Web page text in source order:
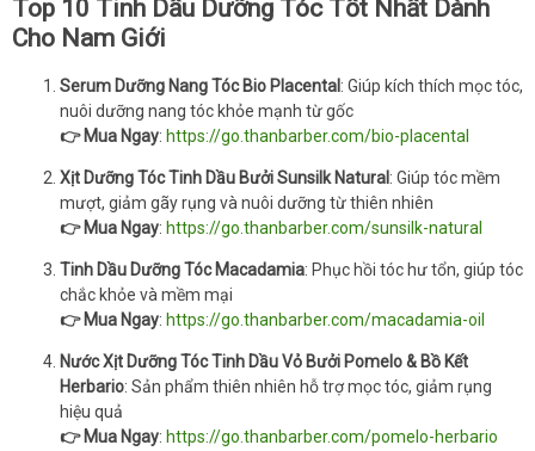
Top 10 Tinh Dầu Dưỡng Tóc Tốt Nhất Dành
Cho Nam Giới
Serum Dưỡng Nang Tóc Bio Placental : Giúp kích thích mọc tóc,
nuôi dưỡng nang tóc khỏe mạnh từ gốc
👉 Mua Ngay: https://go.thanbarber.com/bio-placental
Xịt Dưỡng Tóc Tinh Dầu Bưởi Sunsilk Natural : Giúp tóc mềm
mượt, giảm gãy rụng và nuôi dưỡng từ thiên nhiên
👉 Mua Ngay: https://go.thanbarber.com/sunsilk-natural
Tinh Dầu Dưỡng Tóc Macadamia: Phục hồi tóc hư tổn, giúp tóc
chắc khỏe và mềm mại
👉 Mua Ngay: https://go.thanbarber.com/macadamia-oil
Nước Xịt Dưỡng Tóc Tinh Dầu Vỏ Bưởi Pomelo & Bồ Kết
Herbario: Sản phẩm thiên nhiên hỗ trợ mọc tóc, giảm rụng
hiệu quả
👉 Mua Ngay: https://go.thanbarber.com/pomelo-herbario